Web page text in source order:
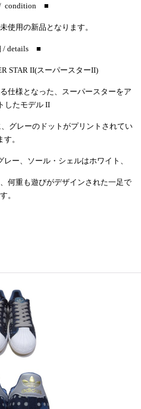
condition ■
使用の新品となります。
details ■
STAR II(スーパースターII)
仕様となった、スーパースターをア
したモデル II
グレーのドットがプリントされてい
す。
ー、ソール・シェルはホワイト、
何重も遊びがデザインされた一足で
す。